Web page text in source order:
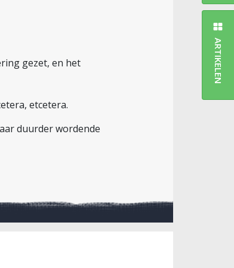
gezet, en het
etcetera.
duurder wordende
ARTIKELEN